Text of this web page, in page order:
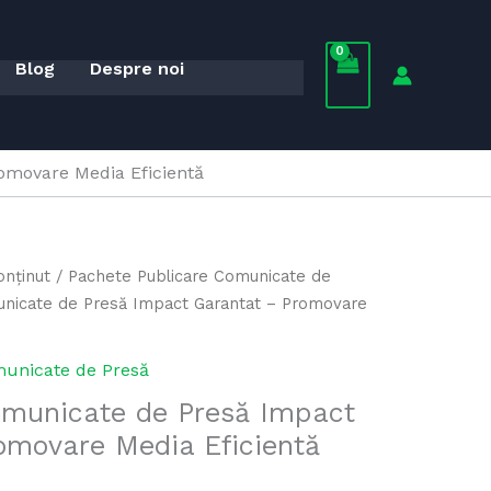
Blog
Despre noi
Media Eficientă
/ Pachete Publicare Comunicate de
de Presă Impact Garantat – Promovare
de Presă
de Presă Impact
Media Eficientă